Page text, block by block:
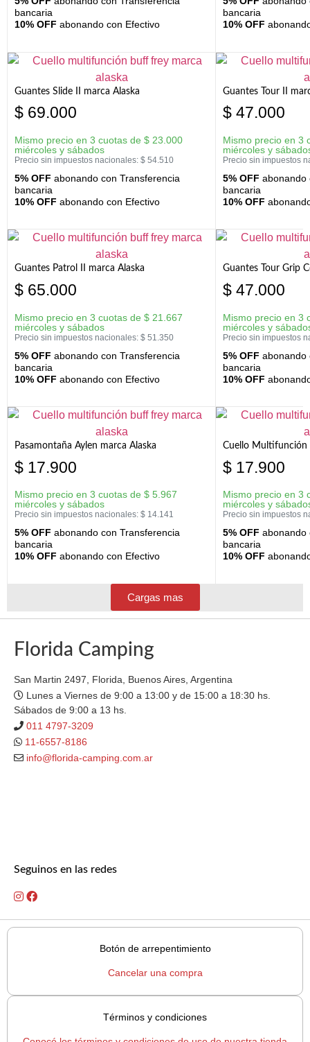
bancaria
10% OFF abonando con Efectivo
bancaria
10% OFF
Guantes Slide II marca Alaska
$ 69.000
Mismo precio en 3 cuotas de $ 23.000
miércoles y sábados
Precio sin impuestos nacionales: $ 54.510
5% OFF abonando con Transferencia
bancaria
10% OFF abonando con Efectivo
Guantes Tour II
$ 47.000
Mismo precio en 3
miércoles y
Precio sin impuestos
5% OFF abonando
bancaria
10% OFF
Guantes Patrol II marca Alaska
$ 65.000
Mismo precio en 3 cuotas de $ 21.667
miércoles y sábados
Precio sin impuestos nacionales: $ 51.350
5% OFF abonando con Transferencia
bancaria
10% OFF abonando con Efectivo
Guantes Tour Grip
$ 47.000
Mismo precio en 3
miércoles y
Precio sin impuestos
5% OFF abonando
bancaria
10% OFF
Pasamontaña Aylen marca Alaska
$ 17.900
Mismo precio en 3 cuotas de $ 5.967
miércoles y sábados
Precio sin impuestos nacionales: $ 14.141
5% OFF abonando con Transferencia
bancaria
10% OFF abonando con Efectivo
Cuello Multifunción
$ 17.900
Mismo precio en 3
miércoles y
Precio sin impuestos
5% OFF abonando
bancaria
10% OFF
Cargas mas
Florida Camping
San Martin 2497, Florida, Buenos Aires, Argentina
Lunes a Viernes de 9:00 a 13:00 y de 15:00 a 18:30 hs.
Sábados de 9:00 a 13 hs.
011 4797-3209
11-6557-8186
info@florida-camping.com.ar
Seguinos en las redes
Botón de arrepentimiento
Cancelar una compra
Términos y condiciones